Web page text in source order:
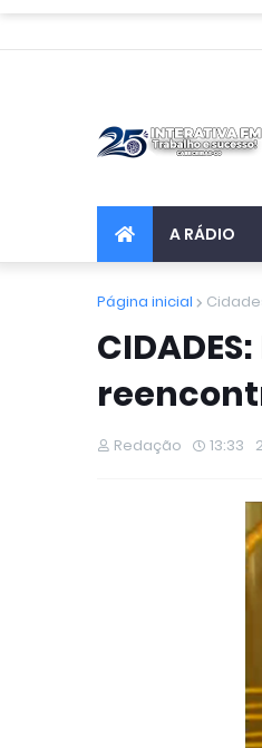
A RÁDIO
Página inicial
Redação 13:33